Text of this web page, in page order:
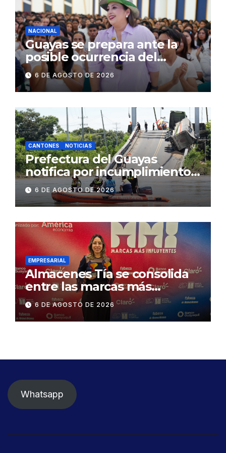
concurrencia
NACIONAL
Guayas se prepara ante la
posible ocurrencia del
fenómeno de El Niño:
Gobierno Nacional capacita a
2.500 jóvenes
6 DE AGOSTO DE 2026
CANTONES NOTICIAS
Prefectura del Guayas
notifica por incumplimiento
contractual a la
Concesionaria CONORTE y
exige celeridad en
desmontaje del puente
Gonzalo Icaza Cornejo, en
Daule
6 DE AGOSTO DE 2026
EMPRESARIAL
Almacenes Tía se consolida
entre las marcas más
influyentes del Ecuador
6 DE AGOSTO DE 2026
Whatsapp